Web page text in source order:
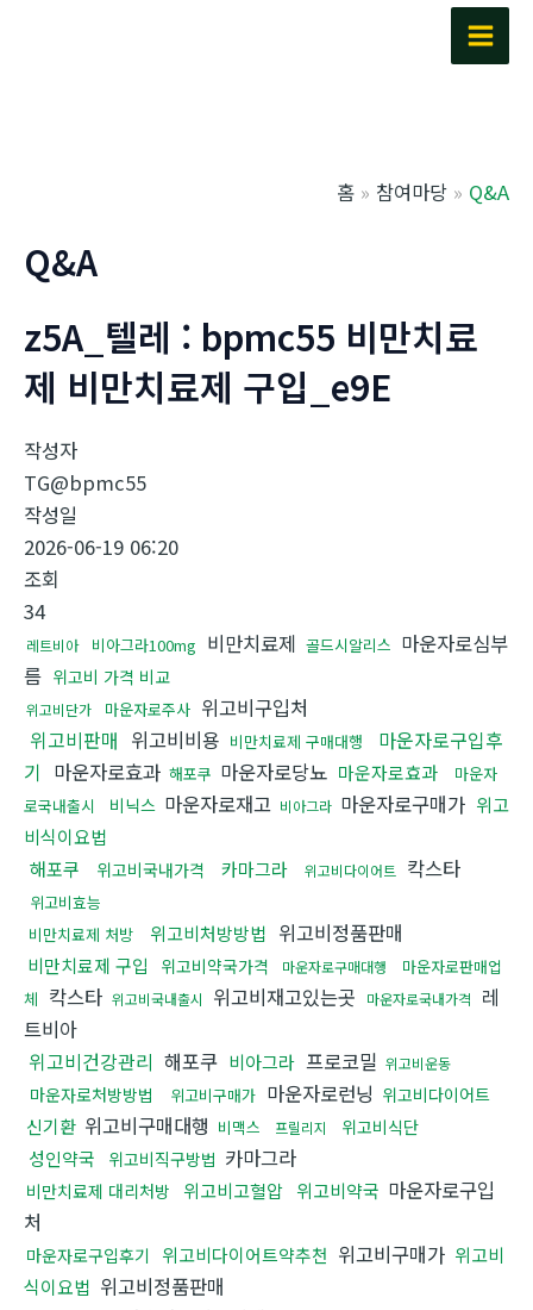
Main
홈 참여마당 Q&A
Q&A
z5A_텔레 : bpmc55 비만치료
제 비만치료제 구입_e9E
작성자
TG@bpmc55
작성일
2026-06-19 06:20
조회
34
레트비아 비아그라100mg 비만치료제 골드시알리스 마운자로심부
름 위고비 가격 비교
위고비단가 마운자로주사 위고비구입처
위고비판매 위고비비용 비만치료제 구매대행
마운자로구입후
기 마운자로효과 해포쿠 마운자로당뇨 마운자로효과
마운자
로국내출시
비닉스 마운자로재고 비아그라 마운자로구매가 위고
비식이요법
해포쿠
위고비국내가격 카마그라 위고비다이어트 칵스타
위고비효능
비만치료제 처방
위고비처방방법 위고비정품판매
비만치료제 구입 위고비약국가격 마운자로구매대행
마운자로판매업
체 칵스타 위고비국내출시 위고비재고있는곳 마운자로국내가격
레
트비아
위고비건강관리 해포쿠 비아그라 프로코밀 위고비운동
마운자로처방방법 위고비구매가 마운자로런닝 위고비다이어트
신기환 위고비구매대행 비맥스 프릴리지 위고비식단
성인약국 위고비직구방법 카마그라
비만치료제 대리처방 위고비고혈압 위고비약국 마운자로구입
처
마운자로구입후기 위고비다이어트약추천 위고비구매가 위고비
식이요법 위고비정품판매